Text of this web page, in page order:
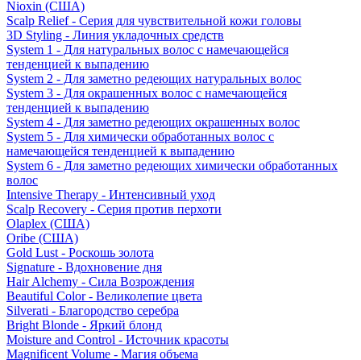
Nioxin (США)
Scalp Relief - Серия для чувствительной кожи головы
3D Styling - Линия укладочных средств
System 1 - Для натуральных волос с намечающейся
тенденцией к выпадению
System 2 - Для заметно редеющих натуральных волос
System 3 - Для окрашенных волос с намечающейся
тенденцией к выпадению
System 4 - Для заметно редеющих окрашенных волос
System 5 - Для химически обработанных волос с
намечающейся тенденцией к выпадению
System 6 - Для заметно редеющих химически обработанных
волос
Intensive Therapy - Интенсивный уход
Scalp Recovery - Серия против перхоти
Olaplex (США)
Oribe (США)
Gold Lust - Роскошь золота
Signature - Вдохновение дня
Hair Alchemy - Сила Возрождения
Beautiful Color - Великолепие цвета
Silverati - Благородство серебра
Bright Blonde - Яркий блонд
Moisture and Control - Источник красоты
Magnificent Volume - Магия объема